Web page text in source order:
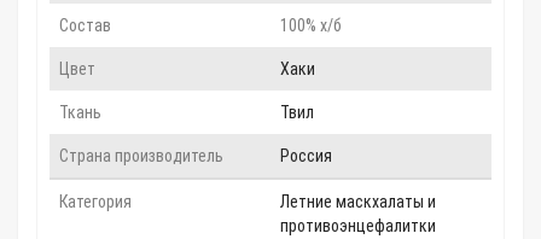
Состав 100% х/б
Цвет Хаки
Ткань Твил
Страна производитель Россия
Категория
Летние маскхалаты и
противоэнцефалитки